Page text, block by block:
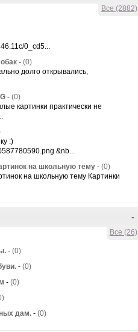
Все (2882)
0_cd5...
- (0)
долго открывались,
- (0)
картинки практически не
:)
&nb...
на школьную тему - (0)
на школьную тему Картинки
-
Все (26)
- (0)
- (0)
- (0)
дам. - (0)